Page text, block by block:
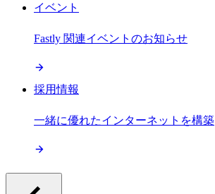
イベント
Fastly 関連イベントのお知らせ
採用情報
一緒に優れたインターネットを構築